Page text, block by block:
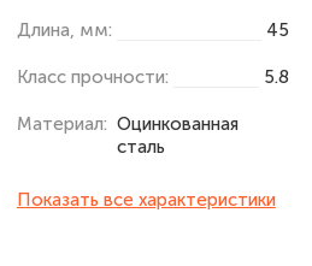
Длина, мм: 45
Класс прочности: 5.8
Материал: Оцинкованная
сталь
Показать все характеристики